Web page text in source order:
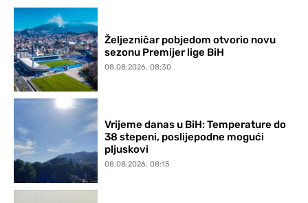
Željezničar pobjedom otvorio novu
sezonu Premijer lige BiH
08.08.2026. 08:30
Vrijeme danas u BiH: Temperature do
38 stepeni, poslijepodne mogući
pljuskovi
08.08.2026. 08:15